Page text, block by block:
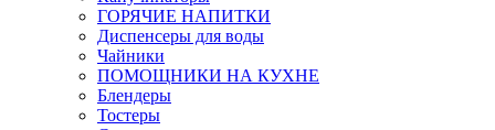
ГОРЯЧИЕ НАПИТКИ
Диспенсеры для воды
Чайники
ПОМОЩНИКИ НА КУХНЕ
Блендеры
Тостеры